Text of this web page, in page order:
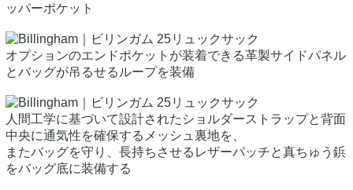
ッパーポケット
オプションのエンドポケットが装着できる革製サイドパネル
とバッグが吊るせるループを装備
人間工学に基づいて設計されたショルダーストラップと背面
中央に通気性を確保するメッシュ裏地を、
またバッグを守り、長持ちさせるレザーパッチと真ちゅう鋲
をバッグ底に装備する